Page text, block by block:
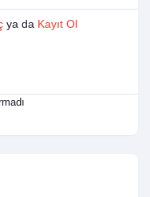
ya da Kayıt Ol